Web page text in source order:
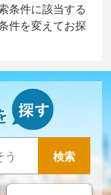
条件に該当する
件を変えてお探